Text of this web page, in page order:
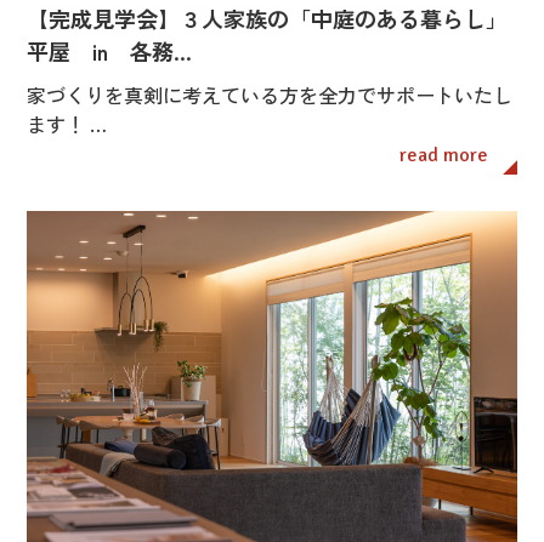
【完成見学会】３人家族の「中庭のある暮らし」
平屋 in 各務…
家づくりを真剣に考えている方を全力でサポートいたし
ます！ …
read more